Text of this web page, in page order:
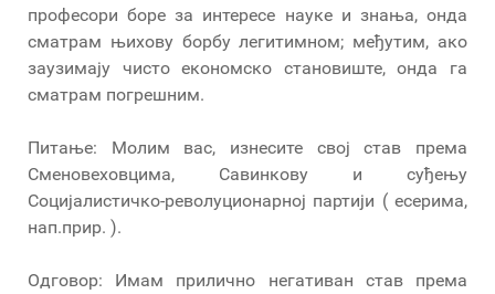
професори боре за интересе науке и знања, онда
сматрам њихову борбу легитимном; међутим, ако
заузимају чисто економско становиште, онда га
сматрам погрешним.
Питање: Молим вас, изнесите свој став према
Сменовеховцима, Савинкову и суђењу
Социјалистичко-револуционарној партији ( есерима,
нап.прир. ).
Одговор: Имам прилично негативан став према